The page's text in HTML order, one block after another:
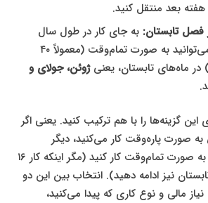
بعد منتقل کنید.
فصل تابستان: به جای کار در طول سال
تحصیلی، شما می‌توانید به صورت تمام‌وقت (معمولاً ۴۰
ماه‌های تابستان، یعنیژوئن، جولای و
گزینه‌ها را با هم ترکیب کنید. یعنی اگر
صورت پاره‌وقت کار می‌کنید، دیگر
نمی‌توانید در تابستان به صورت تمام‌وقت کار کنید (مگر اینکه کار ۱۶
نیز ادامه دهید). انتخاب بین این دو
مالی و نوع کاری که پیدا می‌کنید،